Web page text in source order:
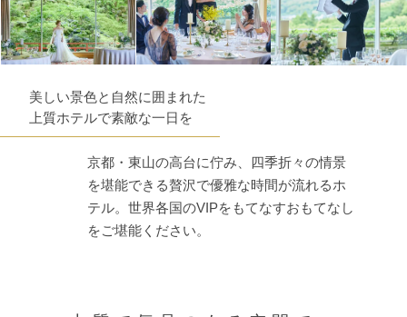
美しい景色と自然に囲まれた
上質ホテルで素敵な一日を
京都・東山の高台に佇み、四季折々の情景
を堪能できる贅沢で優雅な時間が流れるホ
テル。世界各国のVIPをもてなすおもてなし
をご堪能ください。